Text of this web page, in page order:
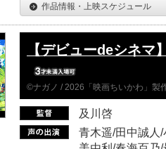
作品情報・上映スケジュール
【デビューdeシネマ
©ナガノ / 2026「映画ちいかわ」製
及川啓
青木遥/田中誠人